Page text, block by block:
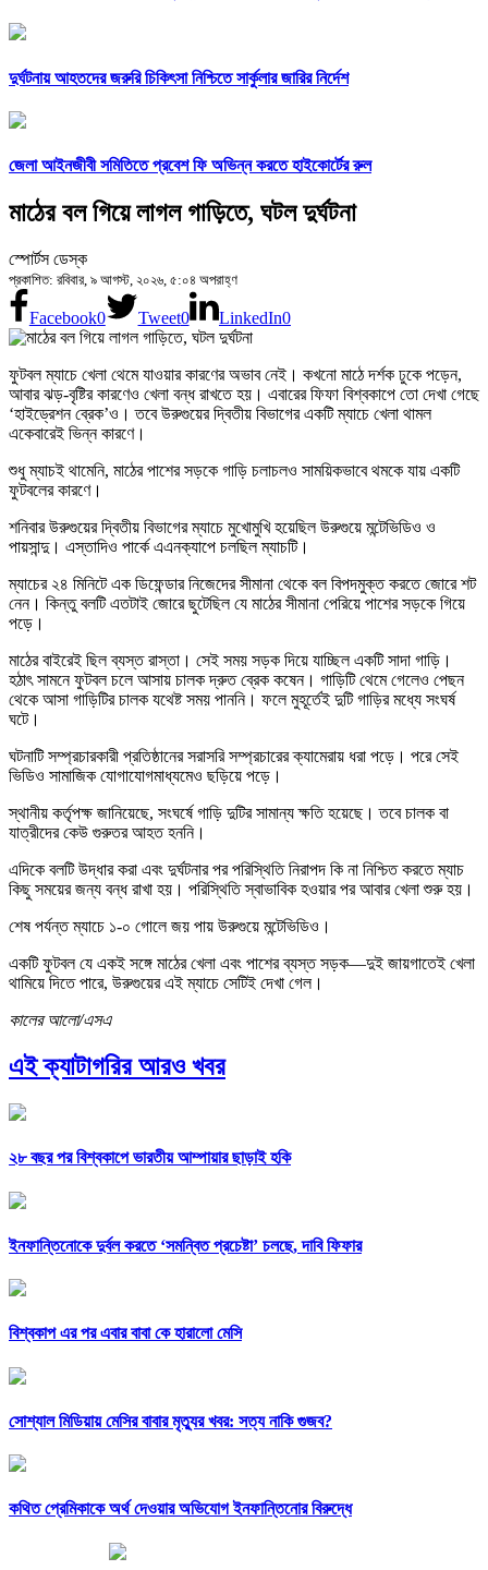
দুর্ঘটনায় আহতদের জরুরি চিকিৎসা নিশ্চিতে সার্কুলার জারির নির্দেশ
জেলা আইনজীবী সমিতিতে প্রবেশ ফি অভিন্ন করতে হাইকোর্টের রুল
মাঠের বল গিয়ে লাগল গাড়িতে, ঘটল দুর্ঘটনা
স্পোর্টস ডেস্ক
প্রকাশিত: রবিবার, ৯ আগস্ট, ২০২৬, ৫:০৪ অপরাহ্ণ
Facebook0 Tweet0 LinkedIn0
ফুটবল ম্যাচে খেলা থেমে যাওয়ার কারণের অভাব নেই। কখনো মাঠে দর্শক ঢুকে পড়েন,
আবার ঝড়-বৃষ্টির কারণেও খেলা বন্ধ রাখতে হয়। এবারের ফিফা বিশ্বকাপে তো দেখা গেছে
‘হাইড্রেশন ব্রেক’ও। তবে উরুগুয়ের দ্বিতীয় বিভাগের একটি ম্যাচে খেলা থামল
একেবারেই ভিন্ন কারণে।
শুধু ম্যাচই থামেনি, মাঠের পাশের সড়কে গাড়ি চলাচলও সাময়িকভাবে থমকে যায় একটি
ফুটবলের কারণে।
শনিবার উরুগুয়ের দ্বিতীয় বিভাগের ম্যাচে মুখোমুখি হয়েছিল উরুগুয়ে মন্টেভিডিও ও
পায়সান্দু। এস্তাদিও পার্কে এএনক্যাপে চলছিল ম্যাচটি।
ম্যাচের ২৪ মিনিটে এক ডিফেন্ডার নিজেদের সীমানা থেকে বল বিপদমুক্ত করতে জোরে শট
নেন। কিন্তু বলটি এতটাই জোরে ছুটেছিল যে মাঠের সীমানা পেরিয়ে পাশের সড়কে গিয়ে
পড়ে।
মাঠের বাইরেই ছিল ব্যস্ত রাস্তা। সেই সময় সড়ক দিয়ে যাচ্ছিল একটি সাদা গাড়ি।
হঠাৎ সামনে ফুটবল চলে আসায় চালক দ্রুত ব্রেক কষেন। গাড়িটি থেমে গেলেও পেছন
থেকে আসা গাড়িটির চালক যথেষ্ট সময় পাননি। ফলে মুহূর্তেই দুটি গাড়ির মধ্যে সংঘর্ষ
ঘটে।
ঘটনাটি সম্প্রচারকারী প্রতিষ্ঠানের সরাসরি সম্প্রচারের ক্যামেরায় ধরা পড়ে। পরে সেই
ভিডিও সামাজিক যোগাযোগমাধ্যমেও ছড়িয়ে পড়ে।
স্থানীয় কর্তৃপক্ষ জানিয়েছে, সংঘর্ষে গাড়ি দুটির সামান্য ক্ষতি হয়েছে। তবে চালক বা
যাত্রীদের কেউ গুরুতর আহত হননি।
এদিকে বলটি উদ্ধার করা এবং দুর্ঘটনার পর পরিস্থিতি নিরাপদ কি না নিশ্চিত করতে ম্যাচ
কিছু সময়ের জন্য বন্ধ রাখা হয়। পরিস্থিতি স্বাভাবিক হওয়ার পর আবার খেলা শুরু হয়।
শেষ পর্যন্ত ম্যাচে ১-০ গোলে জয় পায় উরুগুয়ে মন্টেভিডিও।
একটি ফুটবল যে একই সঙ্গে মাঠের খেলা এবং পাশের ব্যস্ত সড়ক—দুই জায়গাতেই খেলা
থামিয়ে দিতে পারে, উরুগুয়ের এই ম্যাচে সেটিই দেখা গেল।
কালের আলো/এসএ
এই ক্যাটাগরির আরও খবর
২৮ বছর পর বিশ্বকাপে ভারতীয় আম্পায়ার ছাড়াই হকি
ইনফান্তিনোকে দুর্বল করতে ‘সমন্বিত প্রচেষ্টা’ চলছে, দাবি ফিফার
বিশ্বকাপ এর পর এবার বাবা কে হারালো মেসি
সোশ্যাল মিডিয়ায় মেসির বাবার মৃত্যুর খবর: সত্য নাকি গুজব?
কথিত প্রেমিকাকে অর্থ দেওয়ার অভিযোগ ইনফান্তিনোর বিরুদ্ধে